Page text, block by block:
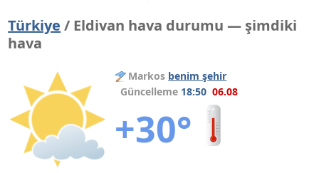
Türkiye / Eldivan hava durumu — şimdiki
hava
Markos benim şehir
Güncelleme 18:50 06.08
+30°